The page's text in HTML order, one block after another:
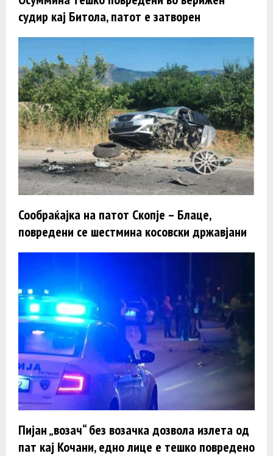
судир кај Битола, патот е затворен
Сообраќајка на патот Скопје – Блаце,
повредени се шестмина косовски државјани
Пијан „возач“ без возачка дозвола излета од
пат кај Кочани, едно лице е тешко повредено